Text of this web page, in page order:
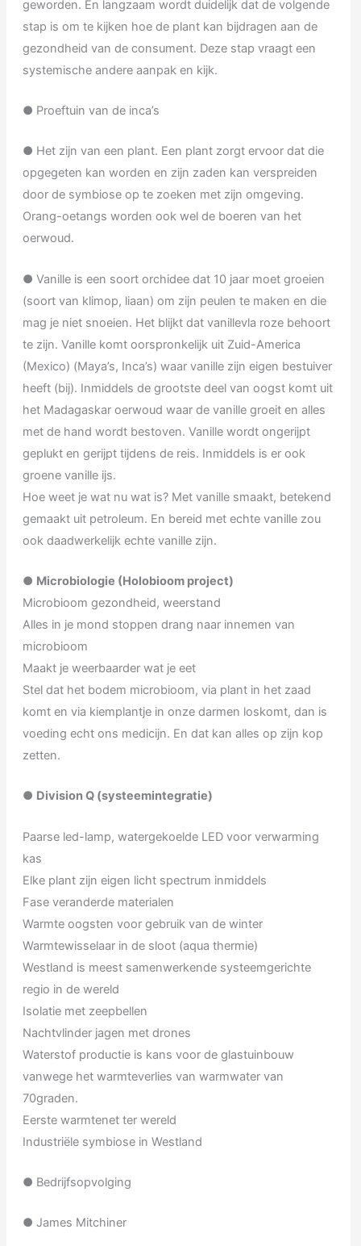
geworden. En langzaam wordt duidelijk dat de volgende
stap is om te kijken hoe de plant kan bijdragen aan de
gezondheid van de consument. Deze stap vraagt een
systemische andere aanpak en kijk.
● Proeftuin van de inca’s
● Het zijn van een plant. Een plant zorgt ervoor dat die
opgegeten kan worden en zijn zaden kan verspreiden
door de symbiose op te zoeken met zijn omgeving.
Orang-oetangs worden ook wel de boeren van het
oerwoud.
● Vanille is een soort orchidee dat 10 jaar moet groeien
(soort van klimop, liaan) om zijn peulen te maken en die
mag je niet snoeien. Het blijkt dat vanillevla roze behoort
te zijn. Vanille komt oorspronkelijk uit Zuid-America
(Mexico) (Maya’s, Inca’s) waar vanille zijn eigen bestuiver
heeft (bij). Inmiddels de grootste deel van oogst komt uit
het Madagaskar oerwoud waar de vanille groeit en alles
met de hand wordt bestoven. Vanille wordt ongerijpt
geplukt en gerijpt tijdens de reis. Inmiddels is er ook
groene vanille ijs.
Hoe weet je wat nu wat is? Met vanille smaakt, betekend
gemaakt uit petroleum. En bereid met echte vanille zou
ook daadwerkelijk echte vanille zijn.
● Microbiologie (Holobioom project)
Microbioom gezondheid, weerstand
Alles in je mond stoppen drang naar innemen van
microbioom
Maakt je weerbaarder wat je eet
Stel dat het bodem microbioom, via plant in het zaad
komt en via kiemplantje in onze darmen loskomt, dan is
voeding echt ons medicijn. En dat kan alles op zijn kop
zetten.
● Division Q (systeemintegratie)
Paarse led-lamp, watergekoelde LED voor verwarming
kas
Elke plant zijn eigen licht spectrum inmiddels
Fase veranderde materialen
Warmte oogsten voor gebruik van de winter
Warmtewisselaar in de sloot (aqua thermie)
Westland is meest samenwerkende systeemgerichte
regio in de wereld
Isolatie met zeepbellen
Nachtvlinder jagen met drones
Waterstof productie is kans voor de glastuinbouw
vanwege het warmteverlies van warmwater van
70graden.
Eerste warmtenet ter wereld
Industriële symbiose in Westland
● Bedrijfsopvolging
● James Mitchiner